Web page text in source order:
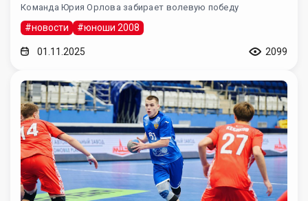
Команда Юрия Орлова забирает волевую победу
#новости #юноши 2008
01.11.2025 2099